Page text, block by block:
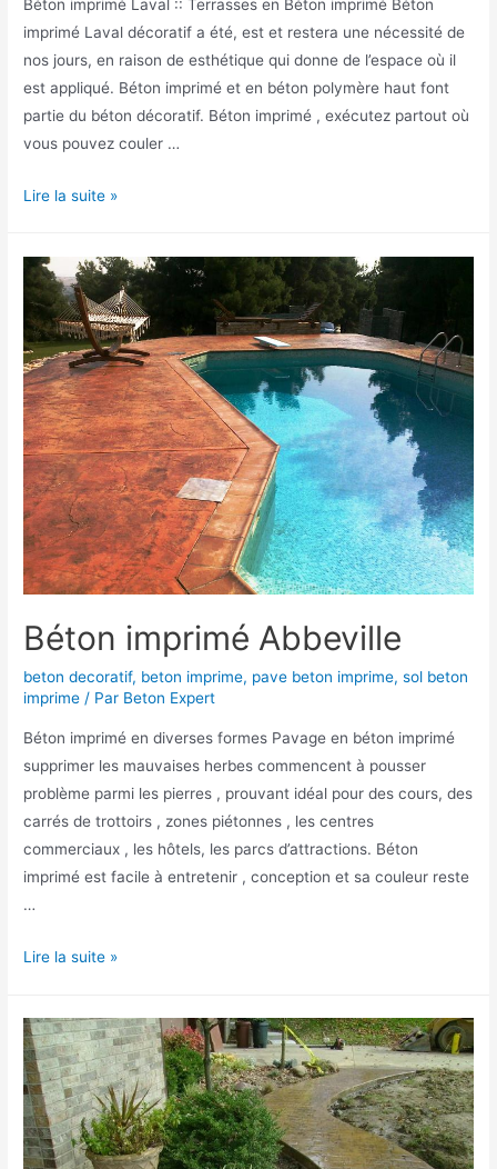
Béton imprimé Laval :: Terrasses en Béton imprimé Béton
imprimé Laval décoratif a été, est et restera une nécessité de
nos jours, en raison de esthétique qui donne de l’espace où il
est appliqué. Béton imprimé et en béton polymère haut font
partie du béton décoratif. Béton imprimé , exécutez partout où
vous pouvez couler …
Béton
Lire la suite »
Béton imprimé Abbeville
beton decoratif, beton imprime, pave beton imprime,sol beton
imprime / Par Beton Expert
Béton imprimé en diverses formes Pavage en béton imprimé
supprimer les mauvaises herbes commencent à pousser
problème parmi les pierres , prouvant idéal pour des cours, des
carrés de trottoirs , zones piétonnes , les centres
commerciaux , les hôtels, les parcs d’attractions. Béton
imprimé est facile à entretenir , conception et sa couleur reste
…
Béton
Lire la suite »